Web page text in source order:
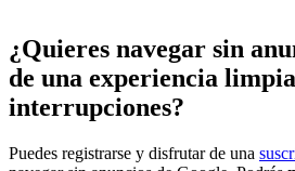
¿Quieres navegar sin
de una experiencia
interrupciones?
Puedes registrarse y disfrutar de una